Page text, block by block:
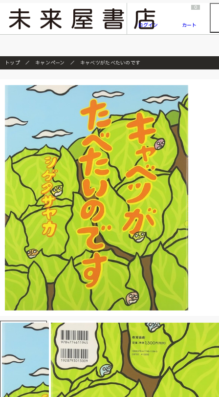
『ONE PIECE magazine 021 ONE PIECEカード付き同梱版』発売延期のご案内
ログイン
0
カート
トップ キャンペーン キャベツがたべたいのです